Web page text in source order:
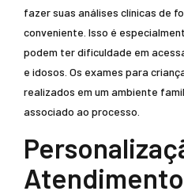
fazer suas análises clínicas de
conveniente. Isso é
podem ter dificuldade em
e idosos. Os exames para
realizados em um ambiente
associado ao processo.
Atendimento